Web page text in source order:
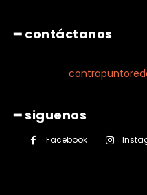
━ contáctanos
━ siguenos
Facebook